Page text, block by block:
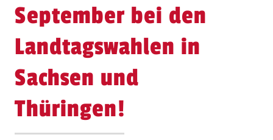
September bei den
Landtagswahlen in
Sachsen und
Thüringen!